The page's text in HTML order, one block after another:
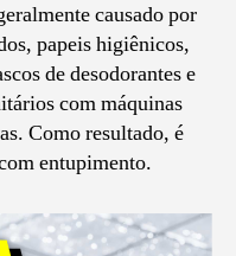
causado por
papeis higiênicos,
de desodorantes e
com máquinas
Como resultado, é
entupimento.